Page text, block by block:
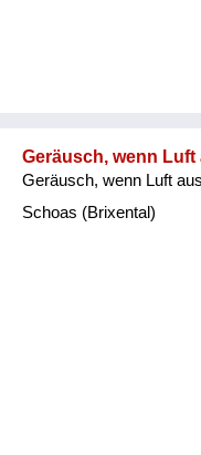
Geräusch, wenn
Geräusch, wenn Luft
Schoas (Brixental)